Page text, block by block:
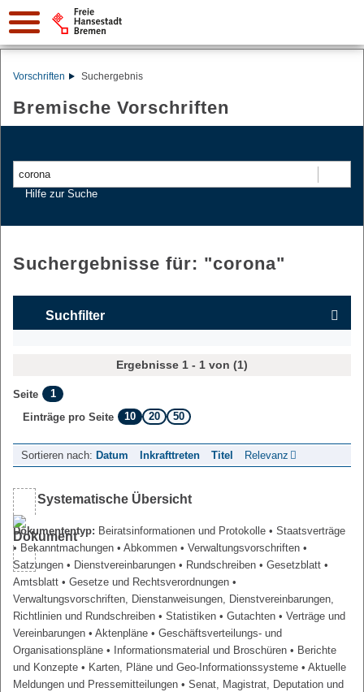
Vorschriften Suchergebnis
Bremische Vorschriften
Hilfe zur Suche
Suchergebnisse für: "corona"
Suchfilter
Ergebnisse 1 - 1 von (1)
Seite
1
Einträge pro Seite
10 20 50
Sortieren nach: Datum Inkrafttreten Titel Relevanz
Systematische Übersicht
Dokumententyp: Beiratsinformationen und Protokolle • Staatsverträge
• Bekanntmachungen • Abkommen • Verwaltungsvorschriften •
Satzungen • Dienstvereinbarungen • Rundschreiben • Gesetzblatt •
Amtsblatt • Gesetze und Rechtsverordnungen •
Verwaltungsvorschriften, Dienstanweisungen, Dienstvereinbarungen,
Richtlinien und Rundschreiben • Statistiken • Gutachten • Verträge und
Vereinbarungen • Aktenpläne • Geschäftsverteilungs- und
Organisationspläne • Informationsmaterial und Broschüren • Berichte
und Konzepte • Karten, Pläne und Geo-Informationssysteme • Aktuelle
Meldungen und Pressemitteilungen • Senat, Magistrat, Deputation und